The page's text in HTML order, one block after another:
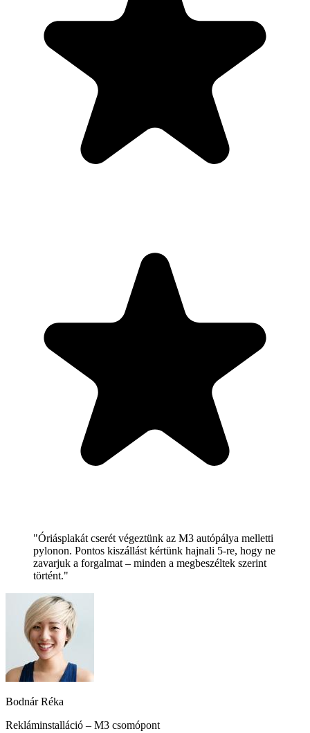
"Óriásplakát cserét végeztünk az M3 autópálya melletti
pylonon. Pontos kiszállást kértünk hajnali 5-re, hogy ne
zavarjuk a forgalmat – minden a megbeszéltek szerint
történt."
Bodnár Réka
Rekláminstalláció – M3 csomópont